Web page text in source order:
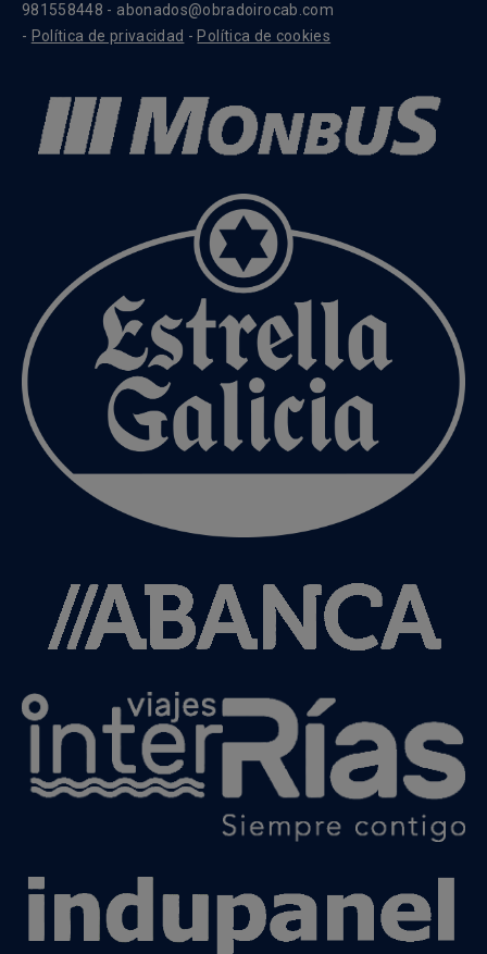
981558448 - abonados@obradoirocab.com
- Política de privacidad - Política de cookies